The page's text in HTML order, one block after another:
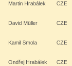
Martin Hrabálek CZE
David Müller CZE
Kamil Smola CZE
Ondřej Hrabálek CZE